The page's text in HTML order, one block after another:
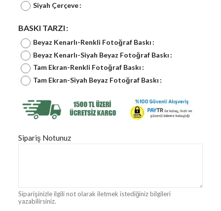
Siyah Çerçeve
BASKI TARZI
Beyaz Kenarlı-Renkli Fotoğraf Baskı
Beyaz Kenarlı-Siyah Beyaz Fotoğraf Baskı
Tam Ekran-Renkli Fotoğraf Baskı
Tam Ekran-Siyah Beyaz Fotoğraf Baskı
Sipariş Notunuz
Siparişinizle ilgili not olarak iletmek istediğiniz bilgileri
yazabilirsiniz.